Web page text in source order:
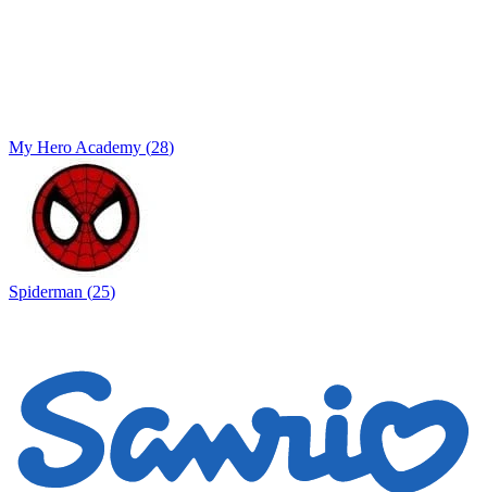
My Hero Academy (28)
Spiderman (25)